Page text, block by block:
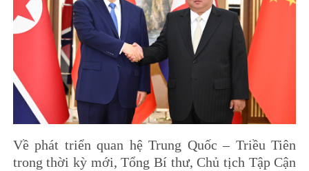
Về phát triển quan hệ Trung Quốc – Triều Tiên
trong thời kỳ mới, Tổng Bí thư, Chủ tịch Tập Cận